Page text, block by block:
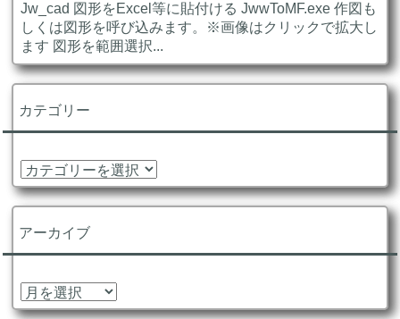
Jw_cad 図形をExcel等に貼付ける JwwToMF.exe 作図も
しくは図形を呼び込みます。※画像はクリックで拡大し
ます 図形を範囲選択...
カテゴリー
カ
テ
ゴ
ー
アーカイブ
ア
ー